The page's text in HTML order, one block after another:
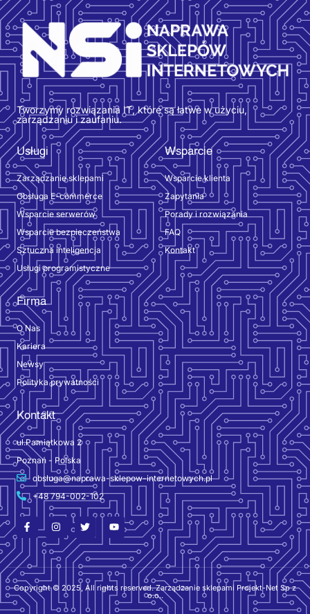
Tworzymy rozwiązania IT, które są łatwe w użyciu,
zarządzaniu i zaufaniu.
Usługi
Zarządzanie sklepami
Obsługa E-commerce
Wsparcie serwerów
Wsparcie bezpieczeństwa
Sztuczna inteligencja
Usługi programistyczne
Wsparcie
Wsparcie klienta
Zapytania
Porady i rozwiązania
FAQ
Kontakt
Firma
O Nas
Kariera
Newsy
Polityka prywatności
Kontakt
ul.Pamiątkowa 2
Poznań - Polska
obsługa@naprawa-sklepow-internetowych.pl
+48 794-002-102
F
a
c
b
o
o
k
-
f
I
n
s
t
a
g
a
T
w
t
t
e
r
Y
o
t
u
b
e
Copyright © 2025, All rights reserved. Zarządzanie sklepami Projekt-Net Sp z
o.o..